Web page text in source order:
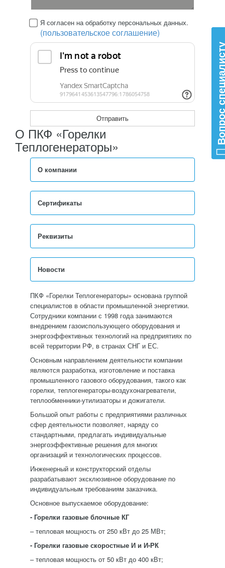
Я согласен на обработку персональных данных.
(пользовательское соглашение)
О ПКФ «Горелки
Теплогенераторы»
О компании
Сертификаты
Реквизиты
Новости
ПКФ «Горелки Теплогенераторы» основана группой
специалистов в области промышленной энергетики.
Сотрудники компании с 1998 года занимаются
внедрением газоиспользующего оборудования и
энергоэффективных технологий на предприятиях по
всей территории РФ, в странах СНГ и ЕС.
Основным направлением деятельности компании
являются разработка, изготовление и поставка
промышленного газового оборудования, такого как
горелки, теплогенераторы-воздухонагреватели,
теплообменники-утилизаторы и дожигатели.
Большой опыт работы с предприятиями различных
сфер деятельности позволяет, наряду со
стандартными, предлагать индивидуальные
энергоэффективные решения для многих
организаций и технологических процессов.
Инженерный и конструкторский отделы
разрабатывают эксклюзивное оборудование по
индивидуальным требованиям заказчика.
Основное выпускаемое оборудование:
- Горелки газовые блочные КГ
– тепловая мощность от 250 кВт до 25 МВт;
- Горелки газовые скоростные И и И-РК
– тепловая мощность от 50 кВт до 400 кВт;
Вопрос